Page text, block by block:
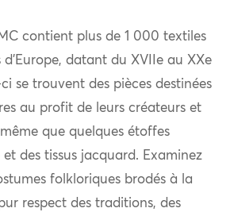
contient plus de 1 000 textiles
datant du XVIIe au XXe
se trouvent des pièces destinées
au profit de leurs créateurs et
que quelques étoffes
et des tissus jacquard. Examinez
folkloriques brodés à la
respect des traditions, des